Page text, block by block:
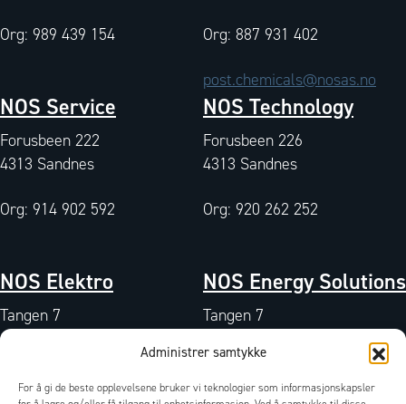
Administrer samtykke
For å gi de beste opplevelsene bruker vi teknologier som informasjonskapsler
Org: 989 439 154 Org: 887 931 402
post.chemicals@nosas.no
NOS Service
Forusbeen 222
4313 Sandnes
Org: 914 902 592
NOS Technology
Forusbeen 226
4313 Sandnes
Org: 920 262 252
NOS Elektro
Tangen 7
4072 Randaberg
Org: 933 004 511
NOS Energy Solutions
Tangen 7
Org: 827 042 102